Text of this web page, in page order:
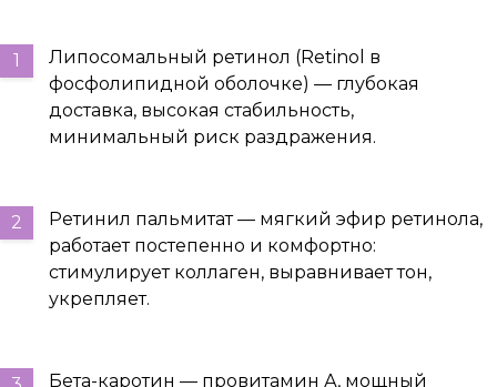
Липосомальный ретинол (Retinol в
фосфолипидной оболочке) — глубокая
доставка, высокая стабильность,
минимальный риск раздражения.
Ретинил пальмитат — мягкий эфир ретинола,
работает постепенно и комфортно:
стимулирует коллаген, выравнивает тон,
укрепляет.
Бета-каротин — провитамин А, мощный